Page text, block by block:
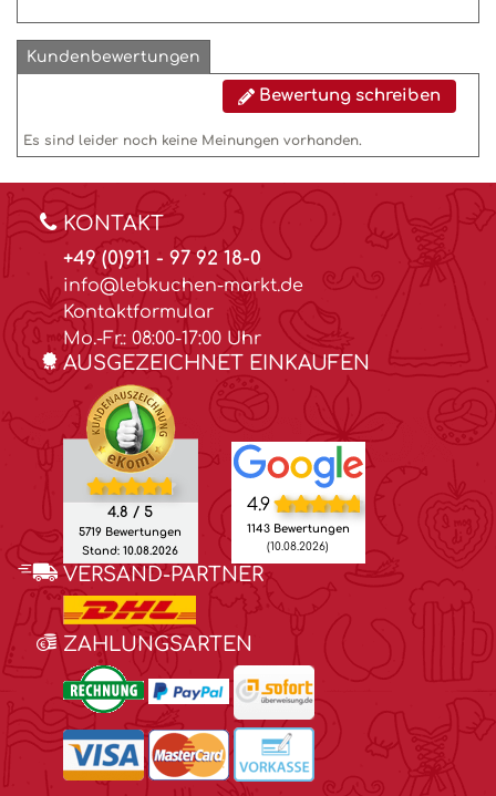
Kundenbewertungen
Bewertung schreiben
Es sind leider noch keine Meinungen vorhanden.
KONTAKT
+49 (0)911 - 97 92 18-0
info@lebkuchen-markt.de
Kontaktformular
Mo.-Fr.: 08:00-17:00 Uhr
AUSGEZEICHNET EINKAUFEN
4.8 / 5
5719 Bewertungen
Stand: 10.08.2026
4.9
1143 Bewertungen
(10.08.2026)
VERSAND-PARTNER
ZAHLUNGSARTEN